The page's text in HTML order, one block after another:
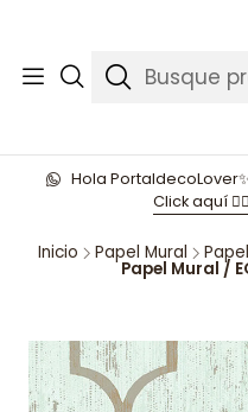
Hola
Click aquí
Inicio Papel Mural
Papel Mural /